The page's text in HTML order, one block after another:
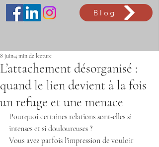
Blog
L’attachement désorganisé :
quand le lien devient à la fois
un refuge et une menace
8 juin4 min de lecture
Pourquoi certaines relations sont-elles si
intenses et si douloureuses ?
Vous avez parfois l'impression de vouloir